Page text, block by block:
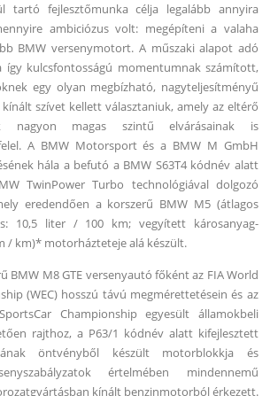
tartó fejlesztőmunka célja legalább annyira
ambiciózus volt: megépíteni a valaha
BMW versenymotort. A műszaki alapot adó
így kulcsfontosságú momentumnak számított,
egy olyan megbízható, nagyteljesítményű
szívet kellett választaniuk, amely az eltérő
nagyon magas szintű elvárásainak is
A BMW Motorsport és a BMW M GmbH
hála a befutó a BMW S63T4 kódnév alatt
TwinPower Turbo technológiával dolgozó
eredendően a korszerű BMW M5 (átlagos
10,5 liter / 100 km; vegyített károsanyag-
/ km)* motorházteteje alá készült.
BMW M8 GTE versenyautó főként az FIA World
(WEC) hosszú távú megmérettetésein és az
Championship egyesült államokbeli
rajthoz, a P63/1 kódnév alatt kifejlesztett
öntvényből készült motorblokkja és
értelmében mindennemű
kínált benzinmotorból érkezett.